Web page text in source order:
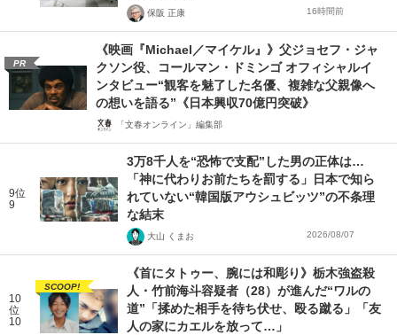
保阪 正康 16時間前
PR
《映画『Michael／マイケル』》父ジョセフ・ジャ
クソン役、コールマン・ドミンゴ オフィシャルイ
ンタビュー“観客を魅了した名優、複雑な父親像へ
の想いを語る”《日本興収70億円突破》
「文春オンライン」編集部
9位
9
3万8千人を“恐怖で支配”した男の正体は…
「神に代わりお前たちを罰する」日本で知ら
れていない“韓国版アウシュビッツ”の不条理
な結末
大山 くまお 2026/08/07
10
位
10
SCOOP!
《首にタトゥー、腕には和彫り》栃木強盗殺
人・竹前海斗容疑者（28）が進んだ“ワルの
道”「揉めた相手を待ち伏せ、殴る蹴る」「友
人の家にカエルを放って…」